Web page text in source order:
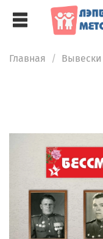
Главная